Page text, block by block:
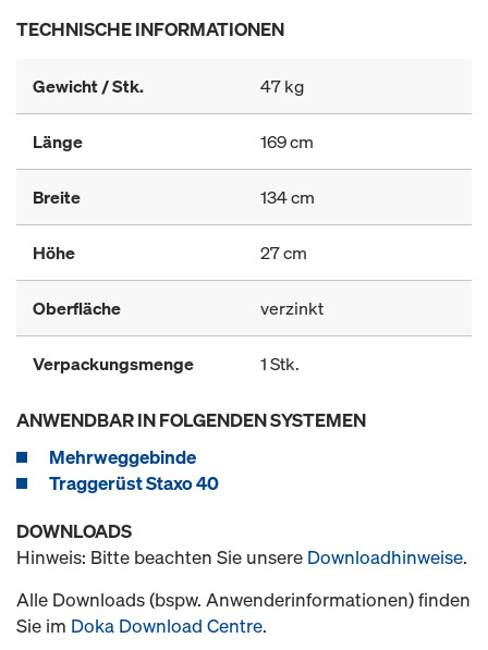
TECHNISCHE INFORMATIONEN
Gewicht / Stk. 47 kg
Länge 169 cm
Breite 134 cm
Höhe 27 cm
Oberfläche verzinkt
Verpackungsmenge 1 Stk.
ANWENDBAR IN FOLGENDEN SYSTEMEN
Mehrweggebinde
Traggerüst Staxo 40
DOWNLOADS
Hinweis: Bitte beachten Sie unsere Downloadhinweise.
Alle Downloads (bspw. Anwenderinformationen) finden
Sie im Doka Download Centre.